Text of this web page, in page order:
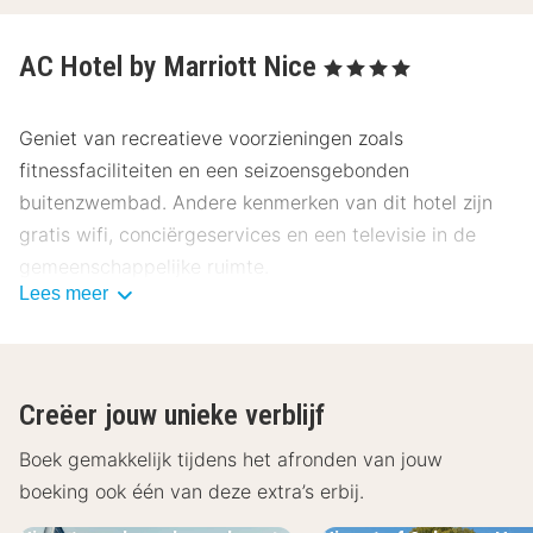
AC Hotel by Marriott Nice , 4 Sterren
Geniet van recreatieve voorzieningen zoals
fitnessfaciliteiten en een seizoensgebonden
buitenzwembad. Andere kenmerken van dit hotel zijn
gratis wifi, conciërgeservices en een televisie in de
gemeenschappelijke ruimte.
drankje in een poolbar. Dagelijks kun je tegen betaling
genieten van een lekker ontbijtbuffet, dat geserveerd
wordt van 07.00 uur tot 10.30 uur.
Lees meer
Creëer jouw unieke verblijf
Boek gemakkelijk tijdens het afronden van jouw
boeking ook één van deze extra’s erbij.